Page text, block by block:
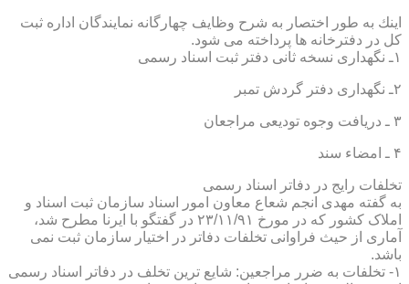
اینك به طور اختصار به شرح وظایف چهارگانه نمایندگان اداره ثبت
كل در دفترخانه ها پرداخته می شود.
۱ـ نگهداری نسخه ثانی دفتر ثبت اسناد رسمی
۲ـ نگهداری دفتر گردش تمبر
۳ ـ دریافت وجوه تودیعی مراجعان
۴ ـ امضاء سند
تخلفات رایج در دفاتر اسناد رسمی
به گفته مهدی انجم شعاع معاون امور اسناد سازمان ثبت اسناد و
املاک کشور که در مورخ ۲۳/۱۱/۹۱ در گفتگو با ایرنا مطرح شد،
آماری از حیث فراوانی تخلفات دفاتر در اختیار سازمان ثبت نمی
باشد.
۱- تخلفات به ضرر مراجعین: شایع ترین تخلف در دفاتر اسناد رسمی